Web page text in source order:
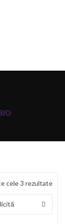
cele 3 rezultate